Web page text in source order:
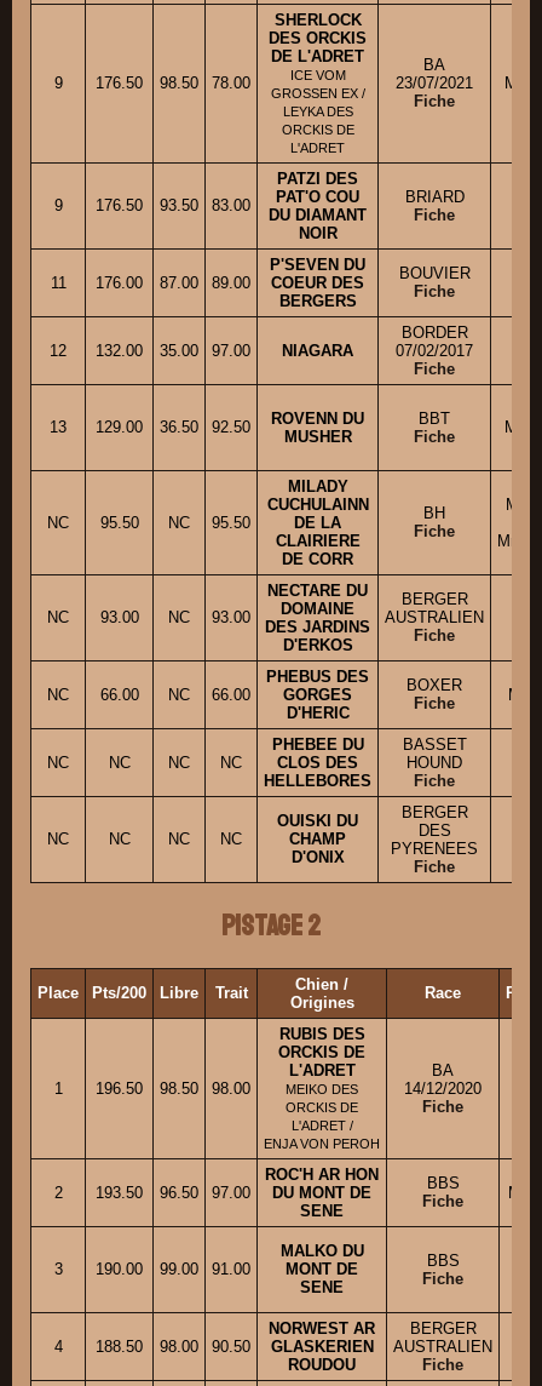
9 176.50 98.50 78.00
SHERLOCK
DES ORCKIS
DE L'ADRET
ICE VOM
GROSSEN EX /
LEYKA DES
ORCKIS DE
L'ADRET
BA
23/07/2021
Fiche
M.
9 176.50 93.50 83.00
PATZI DES
PAT'O COU
DU DIAMANT
NOIR
BRIARD
Fiche
11 176.00 87.00 89.00
P'SEVEN DU
COEUR DES
BERGERS
BOUVIER
Fiche
12 132.00 35.00 97.00 NIAGARA
BORDER
07/02/2017
Fiche
13 129.00 36.50 92.50
ROVENN DU
MUSHER
BBT
Fiche
M.
NC 95.50 NC 95.50
MILADY
CUCHULAINN
DE LA
CLAIRIERE
DE CORR
BH
Fiche
M.
Mme
NC 93.00 NC 93.00
NECTARE DU
DOMAINE
DES JARDINS
D'ERKOS
BERGER
AUSTRALIEN
Fiche
NC 66.00 NC 66.00
PHEBUS DES
GORGES
D'HERIC
BOXER
Fiche
NC NC NC NC
PHEBEE DU
CLOS DES
HELLEBORES
BASSET
HOUND
Fiche
NC NC NC NC
OUISKI DU
CHAMP
D'ONIX
BERGER
DES
PYRENEES
Fiche
Pistage 2
Place Pts/200 Libre Trait
Chien /
Origines
Race
1 196.50 98.50 98.00
RUBIS DES
ORCKIS DE
L'ADRET
MEIKO DES
ORCKIS DE
L'ADRET /
ENJA VON PEROH
BA
14/12/2020
Fiche
2 193.50 96.50 97.00
ROC'H AR HON
DU MONT DE
SENE
BBS
Fiche
3 190.00 99.00 91.00
MALKO DU
MONT DE
SENE
BBS
Fiche
4 188.50 98.00 90.50
NORWEST AR
GLASKERIEN
ROUDOU
BERGER
AUSTRALIEN
Fiche